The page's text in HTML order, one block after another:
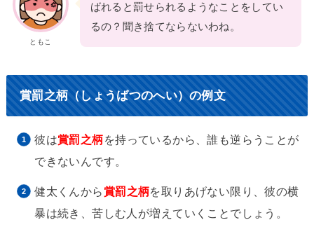
ともこ
ばれると罰せられるようなことをしてい
るの？聞き捨てならないわね。
賞罰之柄（しょうばつのへい）の例文
彼は賞罰之柄を持っているから、誰も逆らうことが
できないんです。
健太くんから 賞罰之柄を取りあげない限り、彼の横
暴は続き、苦しむ人が増えていくことでしょう。